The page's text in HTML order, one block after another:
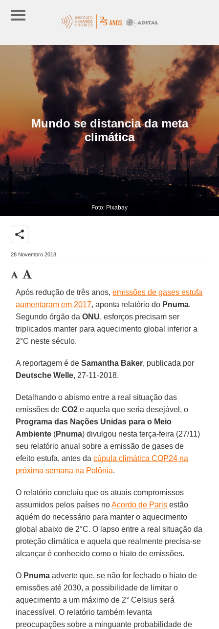
Mundo se distancia da meta
climática
Foto: Pixabay
share
28 Novembro 2018
Após redução de três anos,emissões de gases estufa
aumentaram em 2017, aponta relatório do Pnuma.
Segundo órgão daONU, esforços precisam ser
triplicados manter para aquecimento global inferior a
2°C neste século.
A reportagem é deSamantha Baker, publicada por
Deutsche Welle, 27-11-2018.
Detalhando o abismo entre a real situação das
emissões deCO2 e aquela que seria desejável, o
Programa das Nações Unidas para o Meio
Ambiente (Pnuma) divulgou nesta terça-feira (27/11)
seu relatório anual sobre a emissão de gases de
efeito estufa, antes dacúpula climática COP24 na
próxima semana na Polônia.
O relatório concluiu que os atuais compromissos
assumidos pelos países noAcordo de Paris estão
aquém do necessário para manter o aquecimento
global abaixo de 2°C. O lapso entre a real situação da
proteção climática e aquela que realmente precisa-se
alcançar é conhecido como o hiato de emissões.
O Pnuma adverte que, se não for fechado o hiato de
emissões até 2030, a possibilidade de limitar o
aquecimento a um máximo de 2° Celsius será
inacessível. O relatório também levanta
preocupações sobre a minguante probabilidade de